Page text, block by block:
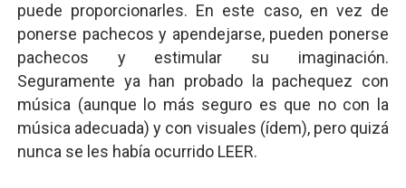
puede proporcionarles. En este caso, en vez de
ponerse pachecos y apendejarse, pueden ponerse
pachecos y estimular su imaginación.
Seguramente ya han probado la pachequez con
música (aunque lo más seguro es que no con la
música adecuada) y con visuales (ídem), pero quizá
nunca se les había ocurrido LEER.